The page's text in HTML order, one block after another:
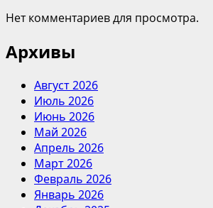
Нет комментариев для просмотра.
Архивы
Август 2026
Июль 2026
Июнь 2026
Май 2026
Апрель 2026
Март 2026
Февраль 2026
Январь 2026